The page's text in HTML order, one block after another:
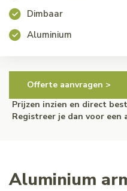
Dimbaar
Aluminium
Offerte aanvragen >
Prijzen inzien en direct
Registreer je dan voor een
Aluminium